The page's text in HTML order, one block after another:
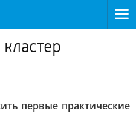
первые практические